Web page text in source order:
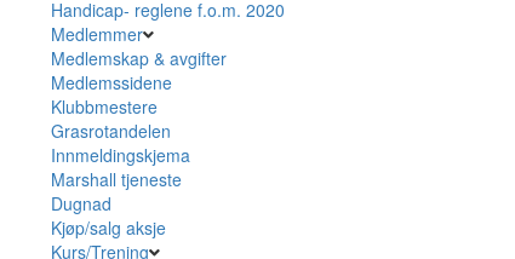
Handicap- reglene f.o.m. 2020
Medlemmer
Medlemskap & avgifter
Medlemssidene
Klubbmestere
Grasrotandelen
Innmeldingskjema
Marshall tjeneste
Dugnad
Kjøp/salg aksje
Kurs/Trening